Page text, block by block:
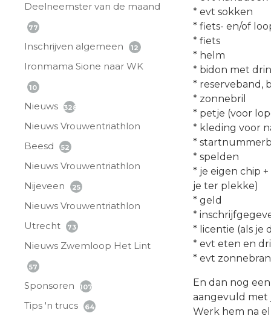
Deelneemster van de maand
77
Inschrijven algemeen 12
Ironmama Sione naar WK
10
Nieuws 328
Nieuws Vrouwentriathlon
Beesd
52
Nieuws Vrouwentriathlon
Nijeveen
25
Nieuws Vrouwentriathlon
Utrecht
73
Nieuws Zwemloop Het Lint
57
Sponsoren 107
Tips 'n trucs 64
* evt sokken
* fiets- en/of
* fiets
* helm
* bidon met
* reserveband,
* zonnebril
* petje (voor
* kleding voor
*
* spelden
* je eigen chip
je ter plekke)
* geld
*
* licentie (als je
* evt eten en
* evt
En dan nog
aangevuld met
Werk hem na